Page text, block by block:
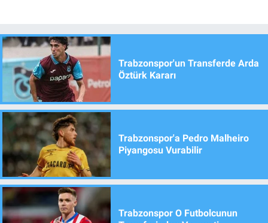
Trabzonspor'un Transferde Arda
Öztürk Kararı
Trabzonspor'a Pedro Malheiro
Piyangosu Vurabilir
Trabzonspor O Futbolcunun